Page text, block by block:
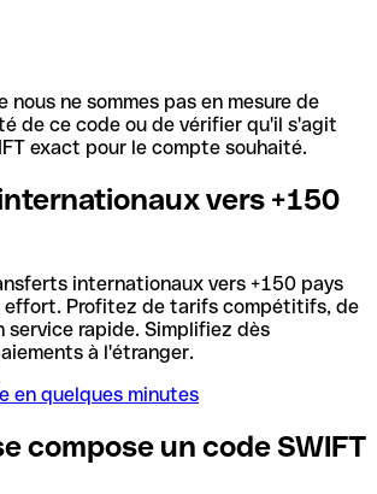
nous ne sommes pas en mesure de
de ce code ou de vérifier qu'il s'agit
exact pour le compte souhaité.
vers +150
internationaux vers +150 pays
effort. Profitez de tarifs compétitifs, de
service rapide. Simplifiez dès
à l'étranger.
en quelques minutes
compose un code SWIFT